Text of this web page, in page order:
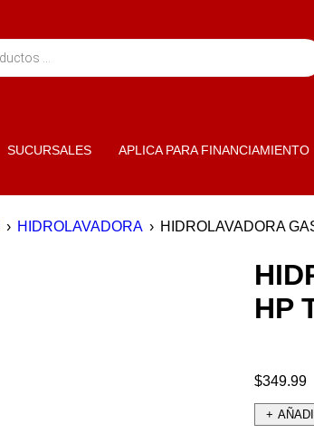
SUCURSALES APLICA PARA FINANCIAMIENTO
› HIDROLAVADORA › HIDROLAVADORA
HP
$349.99